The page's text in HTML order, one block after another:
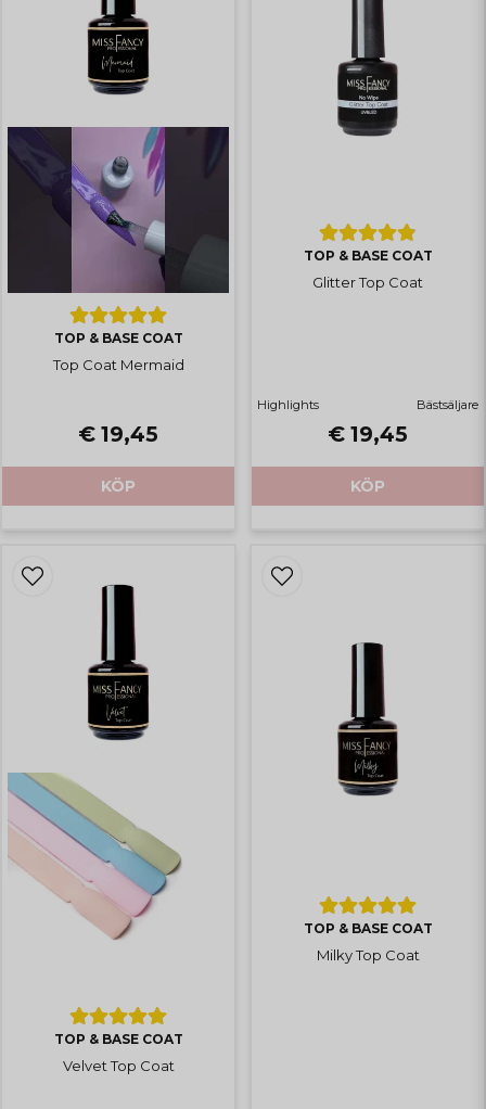
TOP & BASE COAT
Top Coat Mermaid
€ 19,45
KÖP
TOP & BASE COAT
Glitter Top Coat
Highlights Bästsäljare
€ 19,45
KÖP
TOP & BASE COAT
Velvet Top Coat
TOP & BASE COAT
Milky Top Coat